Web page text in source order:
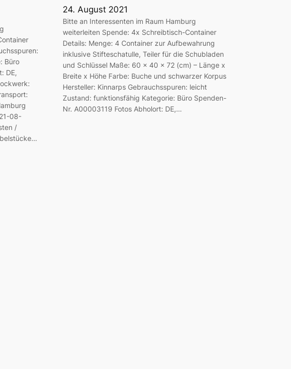
Büro
DE,
08-
/
24. August 2021
Bitte an Interessenten im Raum Hamburg
weiterleiten Spende: 4x Schreibtisch-Container
Details: Menge: 4 Container zur Aufbewahrung
inklusive Stifteschatulle, Teiler für die Schubladen
und Schlüssel Maße: 60 x 40 x 72 (cm) – Länge x
Breite x Höhe Farbe: Buche und schwarzer Korpus
Hersteller: Kinnarps Gebrauchsspuren: leicht
Zustand: funktionsfähig Kategorie: Büro Spenden-
Nr. A00003119 Fotos Abholort: DE,…